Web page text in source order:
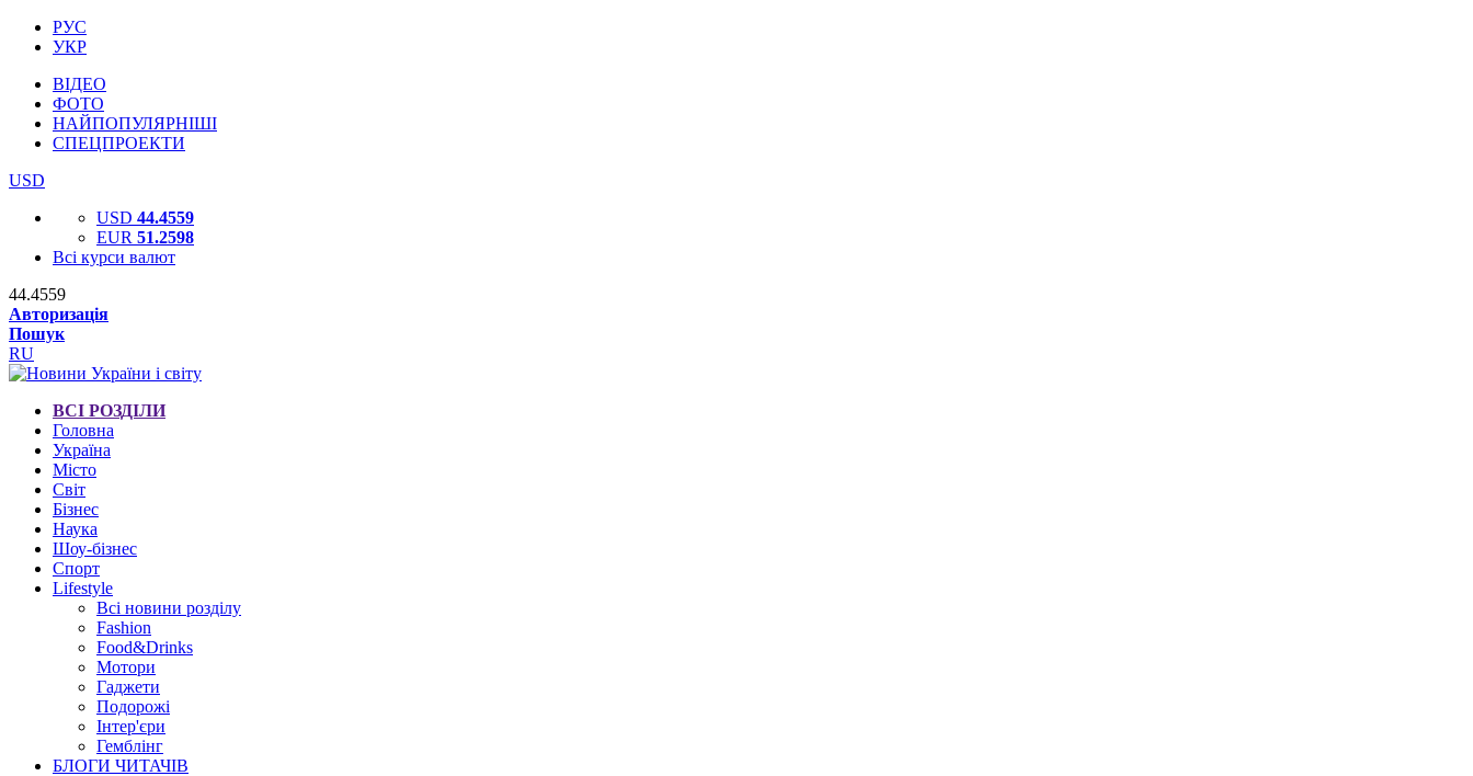
РУС
УКР
ВІДЕО
ФОТО
НАЙПОПУЛЯРНІШІ
СПЕЦПРОЕКТИ
USD
USD 44.4559
EUR 51.2598
Всі курси валют
44.4559
Авторизація
Пошук
RU
ВСІ РОЗДІЛИ
Головна
Україна
Місто
Світ
Бізнес
Наука
Шоу-бізнес
Спорт
Lifestyle
Всі новини розділу
Fashion
Food&Drinks
Мотори
Гаджети
Подорожі
Інтер'єри
Гемблінг
БЛОГИ ЧИТАЧІВ